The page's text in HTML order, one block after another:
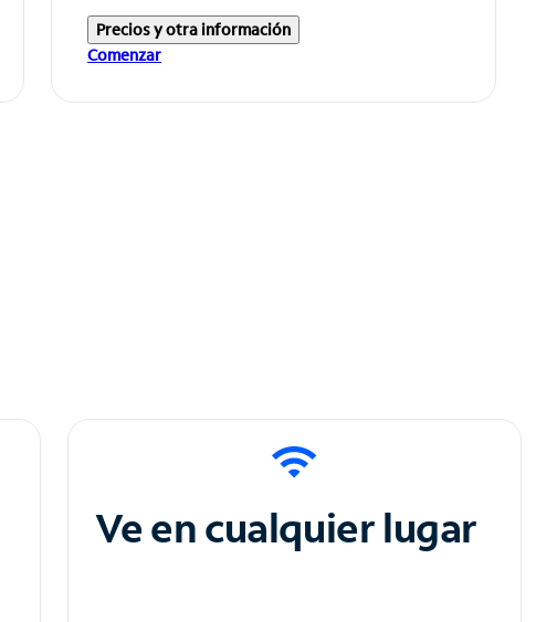
Precios y otra información
Comenzar
Ve en cualquier lugar